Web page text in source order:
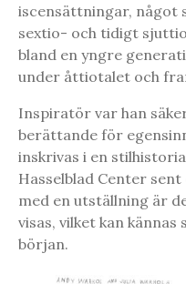
iscensättningar, något
sextio- och tidigt
bland en yngre
under åttiotalet och
Inspiratör var han
berättande för
inskrivas i en
Hasselblad Center
med en utställning är
visas, vilket kan kännas
början.